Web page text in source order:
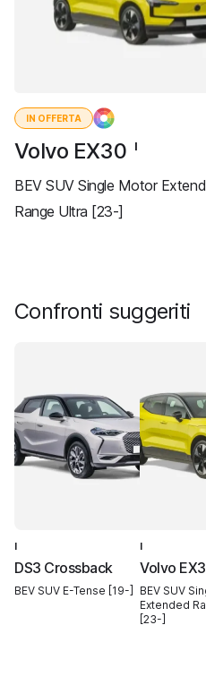
IN OFFERTA
Volvo EX30 I
BEV SUV Single Motor
Range Ultra [23-]
Confronti suggeriti
I
DS3 Crossback
BEV SUV E-Tense [19-]
I
Volvo
BEV SUV
Extended
[23-]